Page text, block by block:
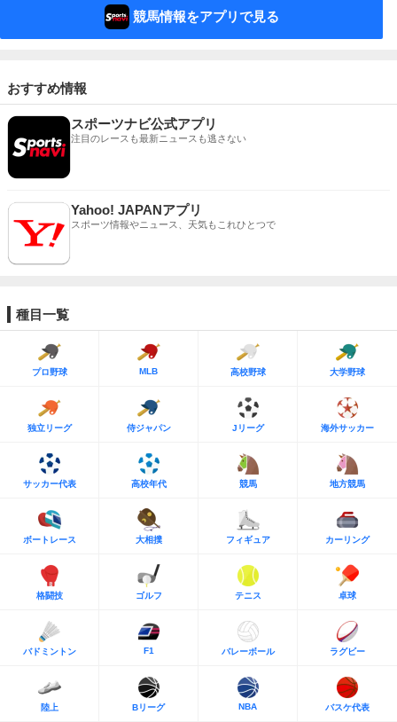
競馬情報をアプリで見る
おすすめ情報
スポーツナビ公式アプリ
注目のレースも最新ニュースも逃さない
Yahoo! JAPANアプリ
スポーツ情報やニュース、天気もこれひとつで
種目一覧
プロ野球 MLB 高校野球 大学野球
独立リーグ 侍ジャパン Jリーグ 海外サッカー
サッカー代表 高校年代 競馬 地方競馬
ボートレース 大相撲 フィギュア カーリング
格闘技 ゴルフ テニス 卓球
バドミントン F1 バレーボール ラグビー
陸上 Bリーグ NBA バスケ代表